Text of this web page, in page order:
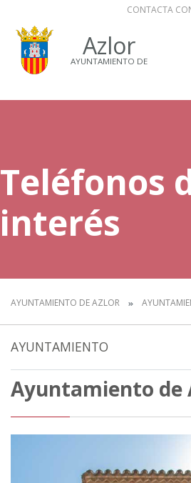
CONTACTA
Azlor
AYUNTAMIENTO DE
Teléfonos
interés
AYUNTAMIENTO DE AZLOR
AYUNTAMIENTO
Ayuntamiento de